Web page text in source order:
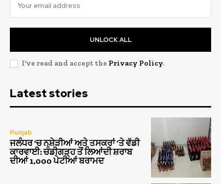
UNLOCK ALL
I've read and accept the Privacy Policy.
Latest stories
Punjab
ਜਲੰਧਰ ‘ਚ ਨਸ਼ੇੜੀਆਂ ਅਤੇ ਤਸਕਰਾਂ ‘ਤੇ ਵੱਡੀ
ਕਾਰਵਾਈ: ਚੰਡੀਗੜ੍ਹ ਤੋਂ ਲਿਆਂਦੀ ਸ਼ਰਾਬ
ਦੀਆਂ 1,000 ਪੇਟੀਆਂ ਬਰਾਮਦ